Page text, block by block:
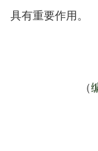
具有重要作用。
（